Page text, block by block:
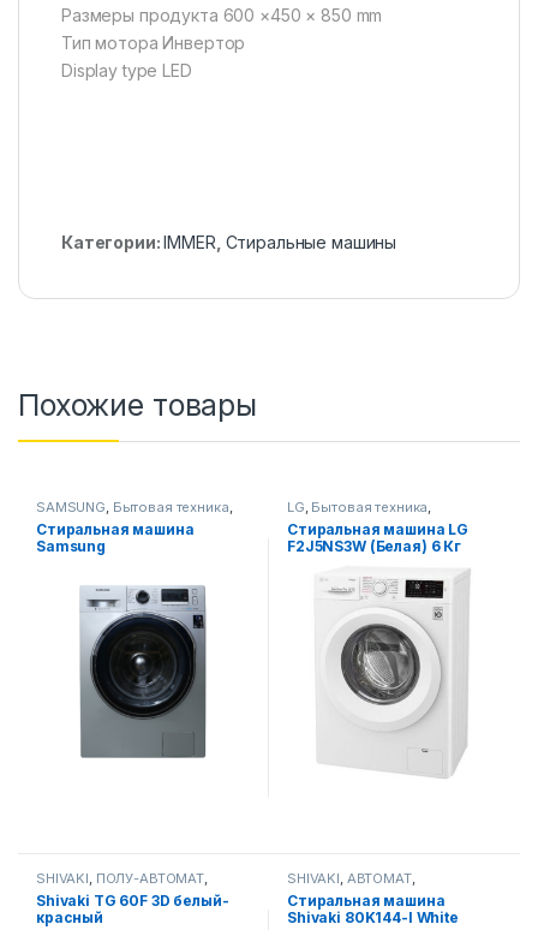
Размеры продукта 600 ×450 × 850 mm
Тип мотора Инвертор
Display type LED
Категории:IMMER Стиральные машины
Похожие товары
SAMSUNG, Бытовая техника,
Стиральные машины
Стиральная машина
Samsung
LG, Бытовая техника,
Стиральные машины
Стиральная машина LG
F2J5NS3W (Белая) 6 Кг
SHIVAKI, ПОЛУ-АВТОМАТ,
Стиральные машины
Shivaki TG 60F 3D белый-
красный
SHIVAKI, АВТОМАТ,
Стиральные машины
Стиральная машина
Shivaki 80K144-I White